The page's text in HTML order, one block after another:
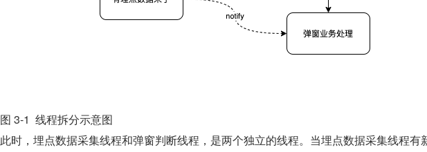
图 3-1  线程拆分示意图
此时，埋点数据采集线程和弹窗判断线程，是两个独立的线程。当埋点数据采集线程有